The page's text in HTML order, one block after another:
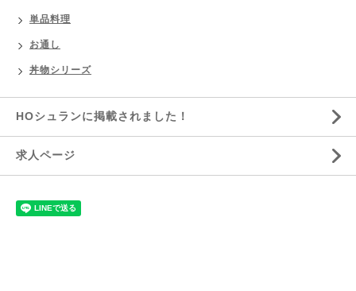
単品料理
お通し
丼物シリーズ
HOシュランに掲載されました！
求人ページ